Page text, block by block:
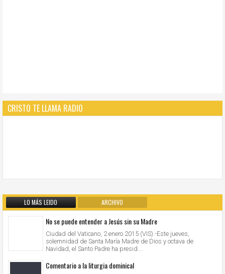
CRISTO TE LLAMA RADIO
LO MÁS LEIDO ARCHIVO
No se puede entender a Jesús sin su Madre
Ciudad del Vaticano, 2 enero 2015 (VIS).-Este jueves,
solemnidad de Santa María Madre de Dios y octava de
Navidad, el Santo Padre ha presid...
Comentario a la liturgia dominical